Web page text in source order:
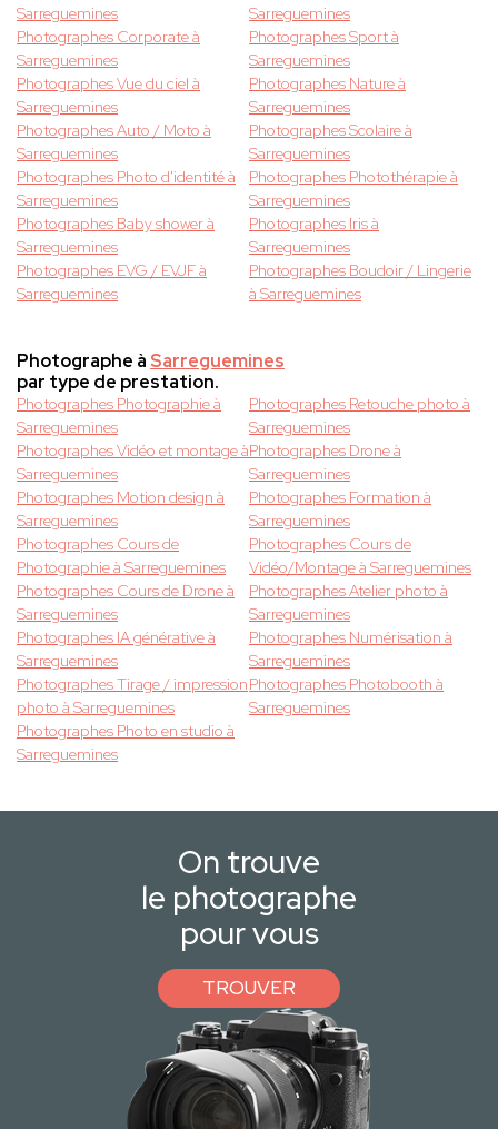
Sarreguemines
Sarreguemines
Photographes Corporate à
Sarreguemines
Photographes Sport à
Sarreguemines
Photographes Vue du ciel à
Sarreguemines
Photographes Nature à
Sarreguemines
Photographes Auto / Moto à
Sarreguemines
Photographes Scolaire à
Sarreguemines
Photographes Photo d'identité à
Sarreguemines
Photographes Photothérapie à
Sarreguemines
Photographes Baby shower à
Sarreguemines
Photographes Iris à
Sarreguemines
Photographes EVG / EVJF à
Sarreguemines
Photographes Boudoir / Lingerie
à Sarreguemines
Photographe à Sarreguemines
par type de prestation.
Photographes Photographie à
Sarreguemines
Photographes Retouche photo à
Sarreguemines
Photographes Vidéo et montage à
Sarreguemines
Photographes Drone à
Sarreguemines
Photographes Motion design à
Sarreguemines
Photographes Formation à
Sarreguemines
Photographes Cours de
Photographie à Sarreguemines
Photographes Cours de
Vidéo/Montage à Sarreguemines
Photographes Cours de Drone à
Sarreguemines
Photographes Atelier photo à
Sarreguemines
Photographes IA générative à
Sarreguemines
Photographes Numérisation à
Sarreguemines
Photographes Tirage / impression
photo à Sarreguemines
Photographes Photobooth à
Sarreguemines
Photographes Photo en studio à
Sarreguemines
On trouve
le photographe
pour vous
TROUVER